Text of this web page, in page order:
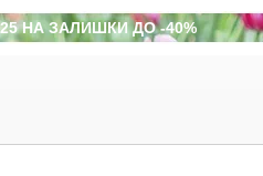
НА ЗАЛИШКИ ДО -40%